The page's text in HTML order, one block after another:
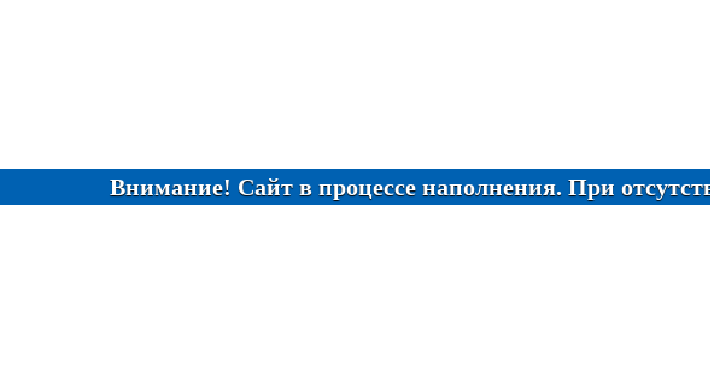
Внимание! Сайт в процессе наполнения. При отсутствии